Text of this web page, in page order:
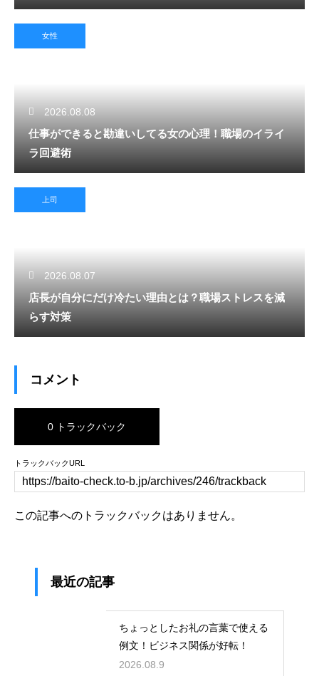
女性
2026.08.08
仕事ができると勘違いしてる女の心理！職場のイライ
ラ回避術
上司
2026.08.07
店長が自分にだけ冷たい理由とは？職場ストレスを減
らす対策
コメント
0 トラックバック
トラックバックURL
この記事へのトラックバックはありません。
最近の記事
ちょっとしたお礼の言葉で使える
例文！ビジネス関係が好転！
2026.08.9